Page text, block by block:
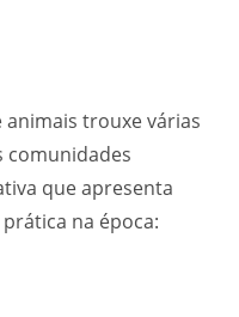
animais trouxe várias
comunidades
que apresenta
na época: